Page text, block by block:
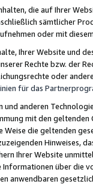
die auf Ihrer
sämtlicher
oder mit
Ihrer Website und
Rechte bzw. der
oder
für das
anderen
mit den
Weise die geltenden
Hinweises,
Ihrer Website
Informationen über die
anwendbaren